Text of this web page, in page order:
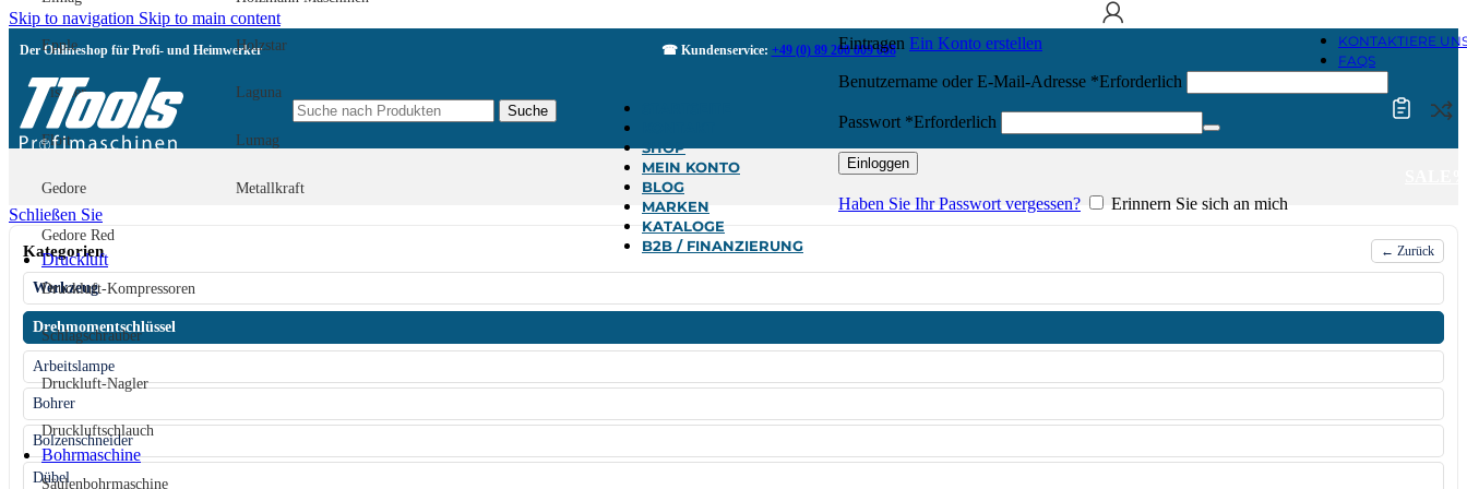
Skip to navigation Skip to main content
Der Onlineshop für Profi- und Heimwerker ☎ Kundenservice: +49 (0) 89 200 009 008
KONTAKTIERE
FAQS
Suche
Eintragen Ein Konto erstellen
Benutzername oder E-Mail-Adresse *Erforderlich
Passwort *Erforderlich
Einloggen
Haben Sie Ihr Passwort vergessen? Erinnern Sie sich an mich
Epple
Fischer
Flott
Gedore
Gedore Red
Holzstar
Laguna
Lumag
Metallkraft
Druckluft
Druckluft-Kompressoren
Schlagschrauber
Druckluft-Nagler
Druckluftschlauch
Bohrmaschine
Säulenbohrmaschine
SHOP
MEIN KONTO
BLOG
MARKEN
KATALOGE
B2B / FINANZIERUNG
Schließen Sie
Kategorien ← Zurück
Werkzeug
Drehmomentschlüssel
Arbeitslampe
Bohrer
Bolzenschneider
Dübel